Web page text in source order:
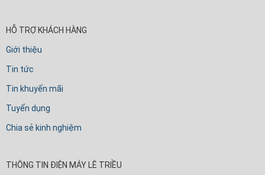
HỖ TRỢ KHÁCH HÀNG
Giới thiệu
Tin tức
Tin khuyến mãi
Tuyển dụng
Chia sẻ kinh nghiệm
THÔNG TIN ĐIỆN MÁY LÊ TRIỀU